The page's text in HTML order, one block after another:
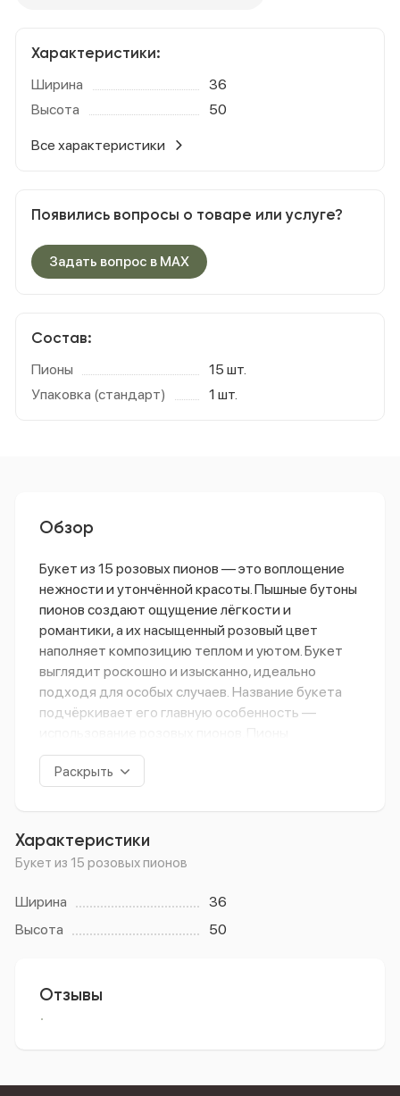
Характеристики:
Ширина
36
Высота
50
Все характеристики
Появились вопросы о товаре или услуге?
Задать вопрос в MAX
Состав:
Пионы
15 шт.
Упаковка (стандарт)
1 шт.
Обзор
Букет из 15 розовых пионов — это воплощение
нежности и утончённой красоты.Пышные бутоны
пионов создают ощущение лёгкости и
романтики,а их насыщенный розовый цвет
наполняет композицию теплом и уютом.Букет
выглядит роскошно и изысканно,идеально
подходя для особых случаев.Название букета
подчёркивает его главную особенность —
ассоциируются
романтикой,что
пожеланий.Цветоваягаммабукета
представленанежными
Этицветасимволизируют
гармонии.
выглядят
насыщенностицвета.
шикарные пионы
доставка
Раскрыть
Характеристики
Букет из 15 розовых пионов
Ширина
36
Высота
50
Отзывы